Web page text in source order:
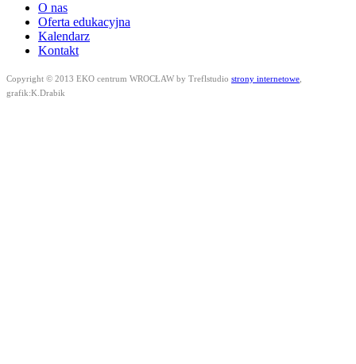
O nas
Oferta edukacyjna
Kalendarz
Kontakt
Copyright © 2013 EKO centrum WROCŁAW by Treflstudio strony internetowe
grafik:K.Drabik